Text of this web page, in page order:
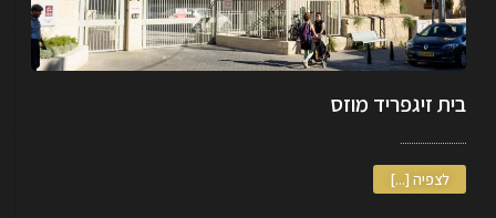
בית זיגפריד מוזס
לצפיה [...]